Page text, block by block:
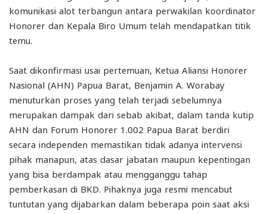
komunikasi alot terbangun antara perwakilan koordinator
Honorer dan Kepala Biro Umum telah mendapatkan titik
temu.
Saat dikonfirmasi usai pertemuan, Ketua Aliansi Honorer
Nasional (AHN) Papua Barat, Benjamin A. Worabay
menuturkan proses yang telah terjadi sebelumnya
merupakan dampak dari sebab akibat, dalam tanda kutip
AHN dan Forum Honorer 1.002 Papua Barat berdiri
secara independen memastikan tidak adanya intervensi
pihak manapun, atas dasar jabatan maupun kepentingan
yang bisa berdampak atau mengganggu tahap
pemberkasan di BKD. Pihaknya juga resmi mencabut
tuntutan yang dijabarkan dalam beberapa poin saat aksi